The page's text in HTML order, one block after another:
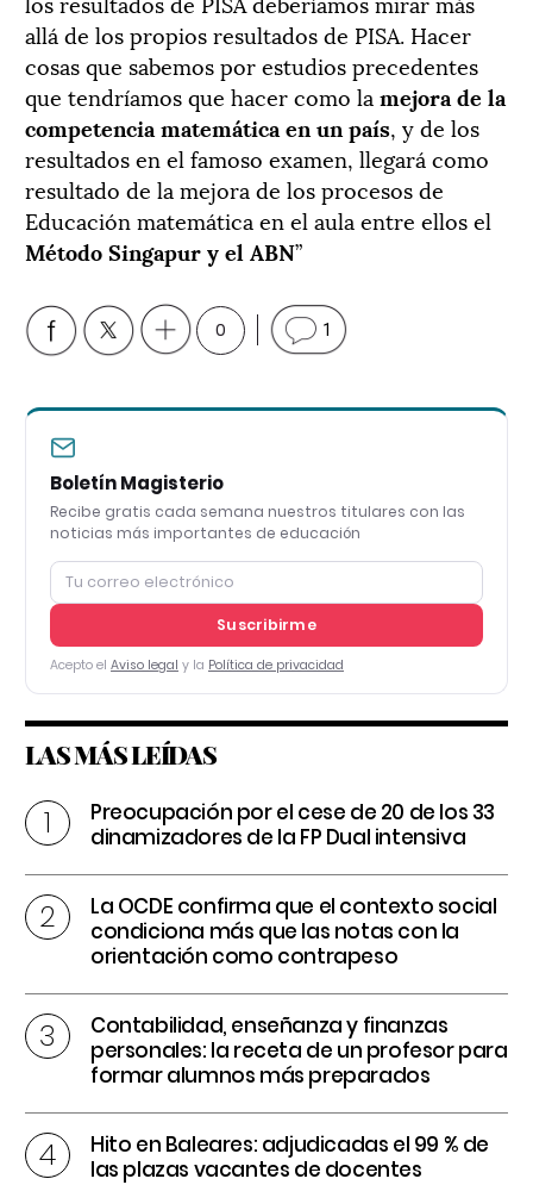
allá de los propios resultados de PISA. Hacer
cosas que sabemos por estudios precedentes
que tendríamos que hacer como la mejora de la
competencia matemática en un país, y de los
resultados en el famoso examen, llegará como
resultado de la mejora de los procesos de
Educación matemática en el aula entre ellos el
Método Singapur y el ABN”
0 1
Boletín Magisterio
Recibe gratis cada semana nuestros titulares con las
noticias más importantes de educación
Suscribirme
Acepto el Aviso legal y la Política de privacidad
LAS MÁS LEÍDAS
Preocupación por el cese de 20 de los 33
dinamizadores de la FP Dual intensiva
La OCDE confirma que el contexto social
condiciona más que las notas con la
orientación como contrapeso
Contabilidad, enseñanza y finanzas
personales: la receta de un profesor para
formar alumnos más preparados
Hito en Baleares: adjudicadas el 99 % de
las plazas vacantes de docentes